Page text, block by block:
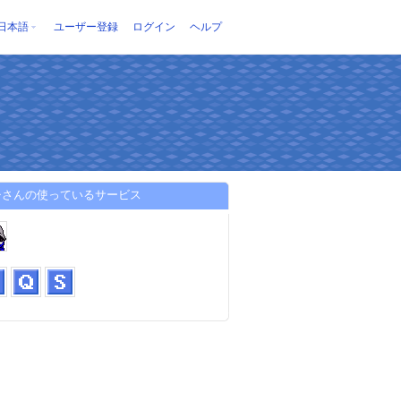
本語 ユーザー登録 ログイン ヘルプ
んの使っているサービス